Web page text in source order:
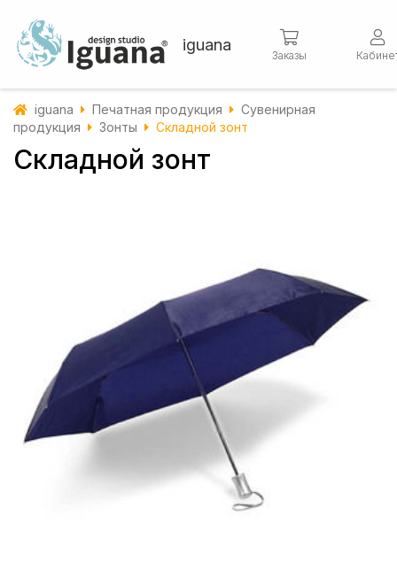
iguana
Заказы
iguana Печатная продукция
Сувенирная
продукция
Зонты Складной зонт
Складной зонт